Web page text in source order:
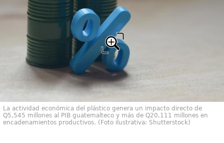
La actividad económica del plástico genera un impacto directo de
Q5,545 millones al PIB guatemalteco y más de Q20,111 millones en
encadenamientos productivos. (Foto ilustrativa: Shutterstock)